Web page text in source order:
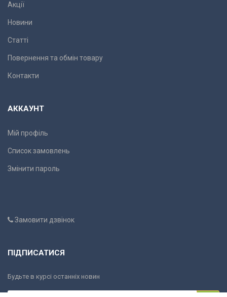
Акції
Новини
Статті
Повернення та обмін товару
Контакти
АККАУНТ
Мій профіль
Список замовлень
Змінити пароль
Замовити дзвінок
ПІДПИСАТИСЯ
Будьте в курсі останніх новин